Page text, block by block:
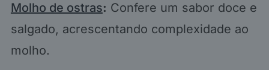
Molho de ostras: Confere um sabor doce e
salgado, acrescentando complexidade ao
molho.